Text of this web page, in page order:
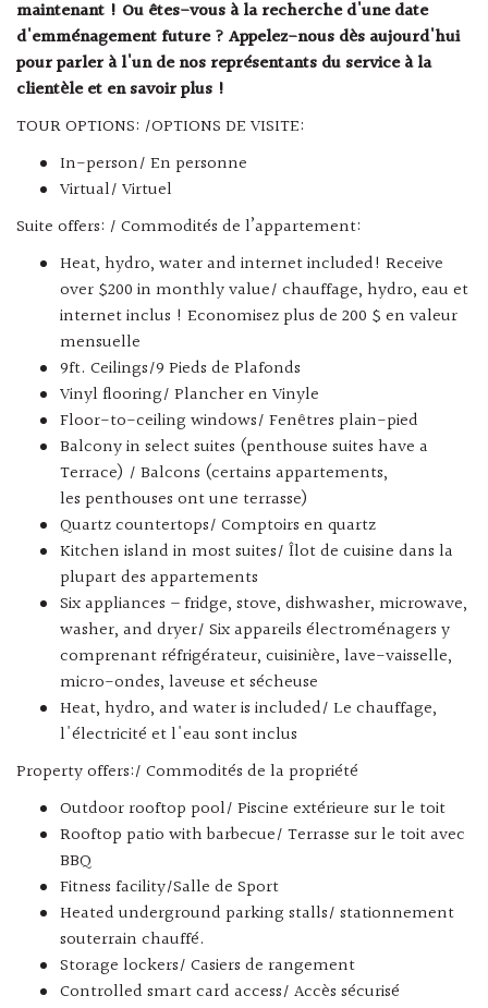
maintenant ! Ou êtes-vous à la recherche d'une date
d'emménagement future ? Appelez-nous dès aujourd'hui
pour parler à l'un de nos représentants du service à la
clientèle et en savoir plus !
TOUR OPTIONS: /OPTIONS DE VISITE:
In-person/ En personne
Virtual/ Virtuel
Suite offers: / Commodités de l’appartement:
Heat, hydro, water and internet included! Receive
over $200 in monthly value/ chauffage, hydro, eau et
internet inclus ! Economisez plus de 200 $ en valeur
mensuelle
9ft. Ceilings/9 Pieds de Plafonds
Vinyl flooring/ Plancher en Vinyle
Floor-to-ceiling windows/ Fenêtres plain-pied
Balcony in select suites (penthouse suites have a
Terrace) / Balcons (certains appartements,
les penthouses ont une terrasse)
Quartz countertops/ Comptoirs en quartz
Kitchen island in most suites/ Îlot de cuisine dans la
plupart des appartements
Six appliances – fridge, stove, dishwasher, microwave,
washer, and dryer/ Six appareils électroménagers y
comprenant réfrigérateur, cuisinière, lave-vaisselle,
micro-ondes, laveuse et sécheuse
Heat, hydro, and water is included/ Le chauffage,
l'électricité et l'eau sont inclus
Property offers:/ Commodités de la propriété
Outdoor rooftop pool/ Piscine extérieure sur le toit
Rooftop patio with barbecue/ Terrasse sur le toit avec
BBQ
Fitness facility/Salle de Sport
Heated underground parking stalls/ stationnement
souterrain chauffé.
Storage lockers/ Casiers de rangement
Controlled smart card access/ Accès sécurisé